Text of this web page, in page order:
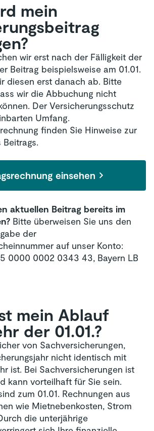
mein
wir erst nach der Fälligkeit der
Beitrag beispielsweise am 01.01.
diesen erst danach ab. Bitte
wir die Abbuchung nicht
Der Versicherungsschutz
Umfang.
finden Sie Hinweise zur
einsehen
aktuellen Beitrag bereits im
Bitte überweisen Sie uns den
der
auf unser Konto:
0000 0002 0343 43, Bayern LB
mein Ablauf
der 01.01.?
von Sachversicherungen,
nicht identisch mit
ist. Bei Sachversicherungen ist
kann vorteilhaft für Sie sein.
zum 01.01. Rechnungen aus
wie Mietnebenkosten, Strom
die unterjährige